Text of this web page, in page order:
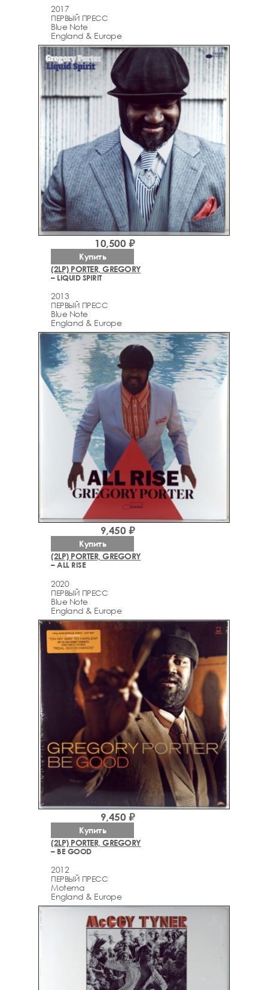
2017
ПЕРВЫЙ ПРЕСС
Blue Note
England & Europe
(2LP) PORTER, GREGORY
– LIQUID SPIRIT
2013
ПЕРВЫЙ ПРЕСС
Blue Note
England & Europe
10,500 ₽
Купить
(2LP) PORTER, GREGORY
– ALL RISE
2020
ПЕРВЫЙ ПРЕСС
Blue Note
England & Europe
9,450 ₽
Купить
(2LP) PORTER, GREGORY
– BE GOOD
2012
ПЕРВЫЙ ПРЕСС
Motema
England & Europe
9,450 ₽
Купить